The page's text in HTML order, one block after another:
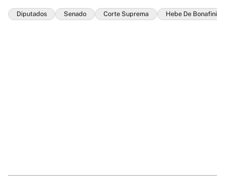
Diputados Senado Corte Suprema Hebe De Bonafini